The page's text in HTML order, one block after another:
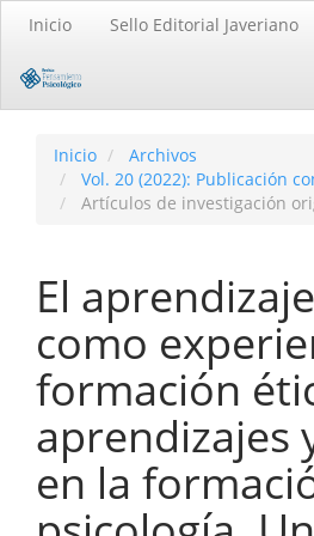
principal
principal
Barra
Inicio Sello Editorial Javeriano
Inicio
Archivos
Vol. 20 (2022): Publicación
Artículos de investigación
El
como
formación
aprendizajes
en la